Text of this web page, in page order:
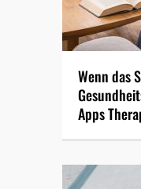
Wenn das
Apps